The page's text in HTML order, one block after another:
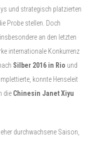
und strategisch platzierten
Probe stellen. Doch
an den letzten
internationale Konkurrenz
Silber 2016 in Rio und
konnte Henseleit
die Chinesin Janet Xiyu
durchwachsene Saison,